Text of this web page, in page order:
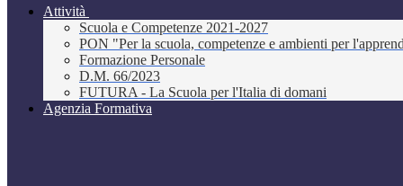
Attività
Scuola e Competenze 2021-2027
PON "Per la scuola, competenze e ambienti per
Formazione Personale
D.M. 66/2023
FUTURA - La Scuola per l'Italia di domani
Agenzia Formativa